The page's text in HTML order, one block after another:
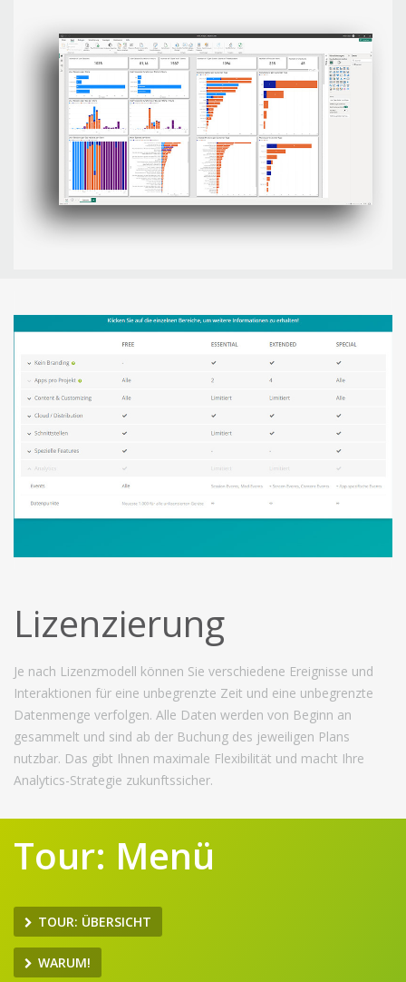
Lizenzierung
Je nach Lizenzmodell können Sie verschiedene Ereignisse und
Interaktionen für eine unbegrenzte Zeit und eine unbegrenzte
Datenmenge verfolgen. Alle Daten werden von Beginn an
gesammelt und sind ab der Buchung des jeweiligen Plans
nutzbar. Das gibt Ihnen maximale Flexibilität und macht Ihre
Analytics-Strategie zukunftssicher.
Tour: Menü
TOUR: ÜBERSICHT
WARUM!